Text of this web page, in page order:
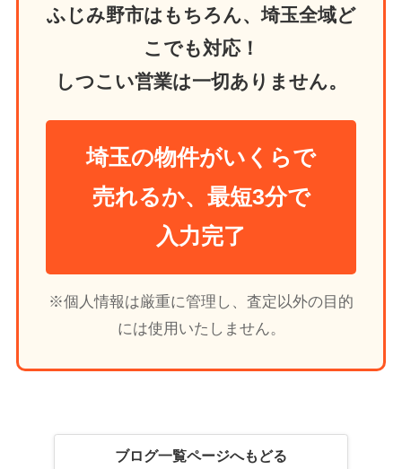
ふじみ野市はもちろん、埼玉全域ど
こでも対応！
しつこい営業は一切ありません。
埼玉の物件がいくらで
売れるか、最短3分で
入力完了
※個人情報は厳重に管理し、査定以外の目的
には使用いたしません。
ブログ一覧ページへもどる